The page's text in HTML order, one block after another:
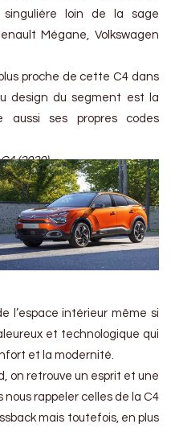
loin de la sage
Mégane, Volkswagen
proche de cette C4 dans
design du segment est la
aussi ses propres codes
(2020)
l’espace intérieur même si
et technologique qui
et la modernité.
on retrouve un esprit et une
rappeler celles de la C4
mais toutefois, en plus